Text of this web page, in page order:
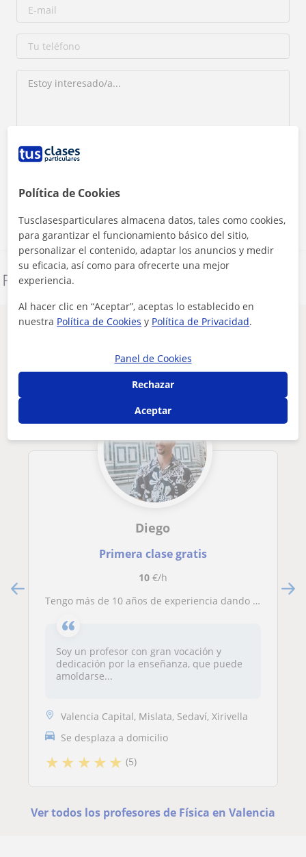
Al hacer clic, aceptas nuestro
Contactar ahora
Denunciar este perfil
Otros profesores de Física en Valencia
Diego
Primera clase gratis
10€/h
Tengo más de 10 años de experiencia dando clases particulares a distintos tipos de alumn@s y para niveles que van desde ESO hasta Bachiller pasando por preparación a pruebas de acceso, todo ello con muy buenos resultados
Soy un profesor con gran vocación y
dedicación por la enseñanza, que puede
amoldarse...
Valencia Capital, Mislata, Sedaví, Xirivella
Se desplaza a domicilio
★★ ★★★ (5)
Ver todos los profesores de Física en Valencia
Política de Cookies
Tusclasesparticulares almacena datos, tales como cookies,
para garantizar el funcionamiento básico del sitio,
personalizar el contenido, adaptar los anuncios y medir
su eficacia, así como para ofrecerte una mejor
experiencia.
Al hacer clic en “Aceptar”, aceptas lo establecido en
nuestra Política de Cookies y Política de Privacidad.
Panel de Cookies
Rechazar
Aceptar